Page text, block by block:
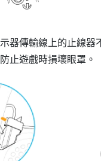
器傳輸線上的止線器
止遊戲時損壞眼罩。